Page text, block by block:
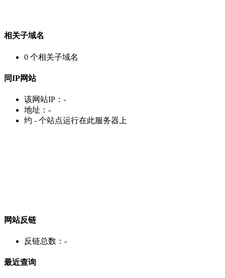
相关子域名
0 个相关子域名
同IP网站
该网站IP： -
地址： -
约 - 个站点运行在此服务器上
网站反链
反链总数： -
最近查询